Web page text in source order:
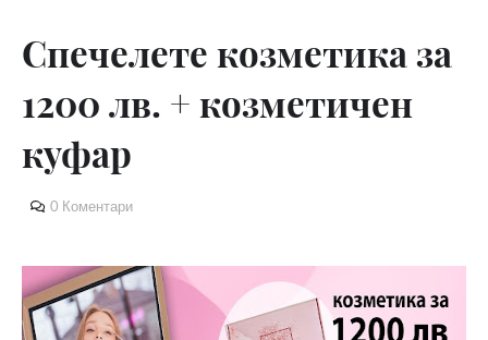
Спечелете козметика за
1200 лв. + козметичен
куфар
0 Коментари